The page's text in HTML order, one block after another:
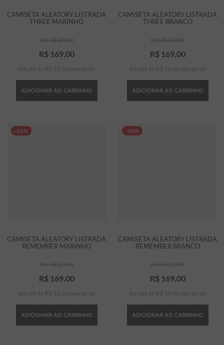
CAMISETA ALEATORY LISTRADA
THREE MARINHO
R$229,00
R$ 169, 00
Em até 5 x R$ 33 80 sem juros
ADICIONAR AO CARRINHO
CAMISETA ALEATORY LISTRADA
THREE BRANCO
R$229,00
R$ 169, 00
Em até 5 x R$ 33 80 sem juros
ADICIONAR AO CARRINHO
-26%
CAMISETA ALEATORY LISTRADA
REMEMBER MARINHO
R$229,00
R$ 169, 00
Em até 5 x R$ 33 80 sem juros
ADICIONAR AO CARRINHO
-26%
CAMISETA ALEATORY LISTRADA
REMEMBER BRANCO
R$229,00
R$ 169, 00
Em até 5 x R$ 33 80 sem juros
ADICIONAR AO CARRINHO